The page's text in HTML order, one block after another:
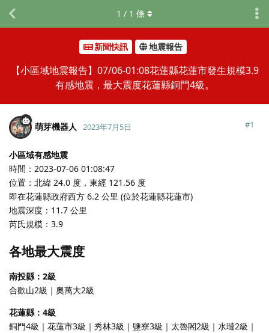
新聞快訊 地震報告
【小區域地震報告】07/06-01:08花蓮縣花蓮市發生規模3.9
有感地震，最大震度花蓮縣銅門4級。
1 / 1 條
萌芽機器人 2023年7月5日 #1
小區域有感地震
時間：2023-07-06 01:08:47
位置：北緯 24.0 度，東經 121.56 度
即在花蓮縣政府西方 6.2 公里 (位於花蓮縣花蓮市)
地震深度：11.7 公里
芮氏規模：3.9
各地最大震度
南投縣：2級
合歡山2級｜奧萬大2級
花蓮縣：4級
銅門4級｜花蓮市3級｜秀林3級｜鹽寮3級｜太魯閣2級｜水璉2級｜